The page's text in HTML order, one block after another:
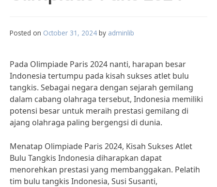
Posted on October 31, 2024 by adminlib
Pada Olimpiade Paris 2024 nanti, harapan besar
Indonesia tertumpu pada kisah sukses atlet bulu
tangkis. Sebagai negara dengan sejarah gemilang
dalam cabang olahraga tersebut, Indonesia memiliki
potensi besar untuk meraih prestasi gemilang di
ajang olahraga paling bergengsi di dunia.
Menatap Olimpiade Paris 2024, Kisah Sukses Atlet
Bulu Tangkis Indonesia diharapkan dapat
menorehkan prestasi yang membanggakan. Pelatih
tim bulu tangkis Indonesia, Susi Susanti,